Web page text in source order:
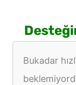
Bukadar